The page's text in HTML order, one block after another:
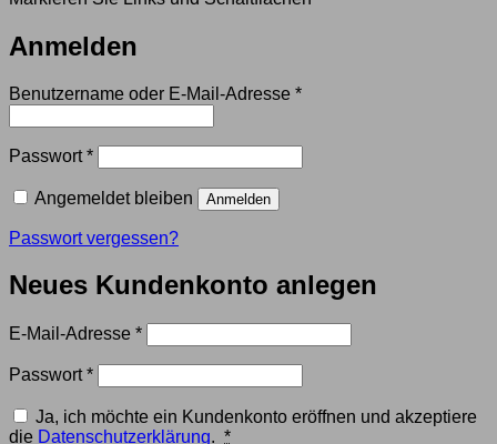
Anmelden
Benutzername oder E-Mail-Adresse *Erforderlich
Passwort*Erforderlich
Angemeldet bleiben Anmelden
Passwort vergessen?
Neues Kundenkonto anlegen
E-Mail-Adresse *Erforderlich
Passwort*Erforderlich
Ja, ich möchte ein Kundenkonto eröffnen und akzeptiere
die Datenschutzerklärung. *